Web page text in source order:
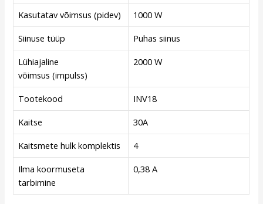
Kasutatav võimsus (pidev)
1000 W
Siinuse tüüp
Puhas siinus
Lühiajaline
võimsus (impulss)
2000 W
Tootekood
INV18
Kaitse
30A
Kaitsmete hulk komplektis
4
Ilma koormuseta
tarbimine
0,38 A